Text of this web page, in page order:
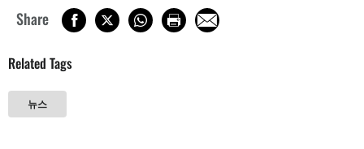
Share
Related Tags
뉴스